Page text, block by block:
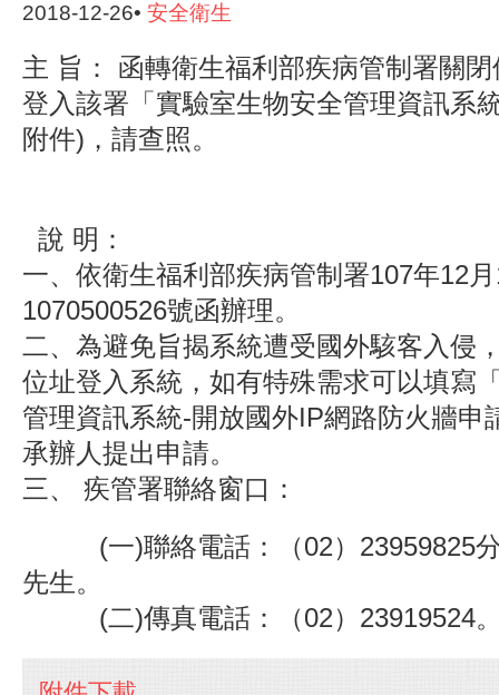
2018-12-26• 安全衛生
主 旨： 函轉衛生福利部疾病管制署關
登入該署「實驗室生物安全管理資訊系
附件)，請查照。
說 明：
一、依衛生福利部疾病管制署107年12
1070500526號函辦理。
二、為避免旨揭系統遭受國外駭客入侵
位址登入系統，如有特殊需求可以填寫
管理資訊系統-開放國外IP網路防火牆申
承辦人提出申請。
三、 疾管署聯絡窗口：
(一)聯絡電話：（02）23959825分
先生。
(二)傳真電話：（02）23919524